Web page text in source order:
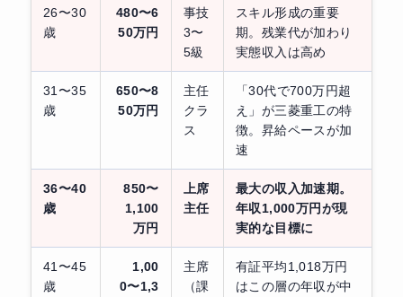
26〜30
歳
480〜6
50万円
事技
3〜
5級
スキル形成の重要
期。残業代が加わり
実態収入は高め
31〜35
歳
650〜8
50万円
主任
クラ
ス
「30代で700万円超
え」が三菱重工の特
徴。昇給ペースが加
速
36〜40
歳
850〜
1,100
万円
上席
主任
最大の収入加速期。
年収1,000万円が現
実的な目標に
41〜45
歳
1,00
0〜1,3
主席
（課
有証平均1,018万円
はこの層の年収が中